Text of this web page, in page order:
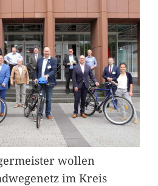
wollen
im Kreis